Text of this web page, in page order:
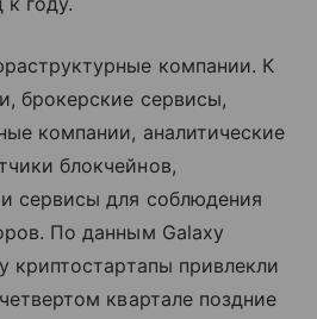
компании. К
брокерские сервисы,
компании, аналитические
блокчейнов,
сервисы для соблюдения
По данным Galaxy
криптостартапы привлекли
квартале поздние